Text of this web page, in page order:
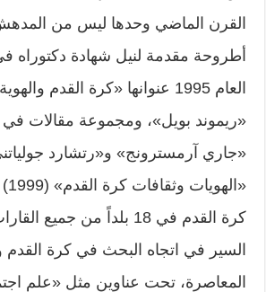
القرن الماضي وحدها ليس من المدهش
أطروحة مقدمة لنيل شهادة دكتوراه
العام 1995 عنوانها «كرة القدم
«ريموند بويل»، ومجموعة مقالات
«جاري آرمسترونج» و«رتشارد
كرة القدم في 18 بلداً من
السير في اتجاه البحث في كرة القدم
المعاصرة، تحت عناوين مثل «علم